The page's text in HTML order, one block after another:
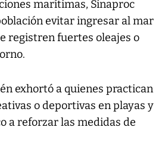
marítimas, Sinaproc
evitar ingresar al mar
registren fuertes oleajes o
exhortó a quienes practican
o deportivas en playas y
a reforzar las medidas de